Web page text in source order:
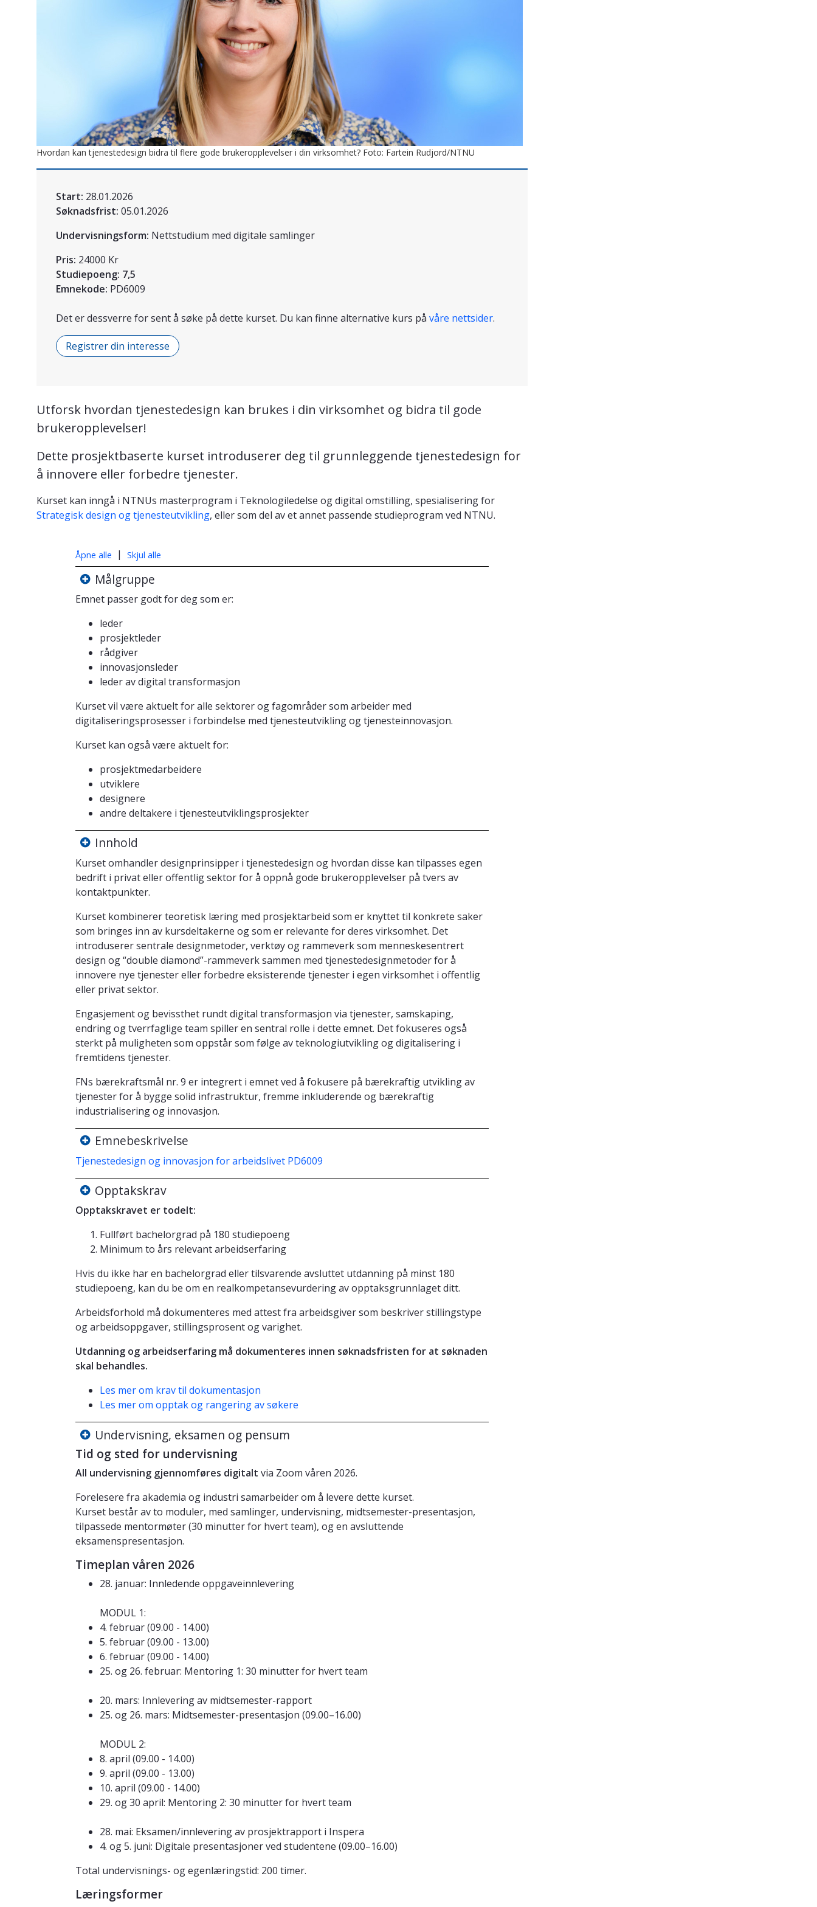
Hvordan kan tjenestedesign bidra til flere gode brukeropplevelser i din virksomhet? Foto: Fartein Rudjord/NTNU
Start: 28.01.2026
Søknadsfrist: 05.01.2026
Undervisningsform: Nettstudium med digitale samlinger
Pris: 24000 Kr
Studiepoeng: 7,5
Emnekode: PD6009
Det er dessverre for sent å søke på dette kurset. Du kan finne alternative kurs på våre nettsider.
Registrer din interesse
Utforsk hvordan tjenestedesign kan brukes i din virksomhet og bidra til gode
brukeropplevelser!
Dette prosjektbaserte kurset introduserer deg til grunnleggende tjenestedesign for
å innovere eller forbedre tjenester.
Kurset kan inngå i NTNUs masterprogram i Teknologiledelse og digital omstilling, spesialisering for
Strategisk design og tjenesteutvikling, eller som del av et annet passende studieprogram ved NTNU.
Åpne alle | Skjul alle
Målgruppe
Emnet passer godt for deg som er:
leder
prosjektleder
rådgiver
innovasjonsleder
leder av digital transformasjon
Kurset vil være aktuelt for alle sektorer og fagområder som arbeider med
digitaliseringsprosesser i forbindelse med tjenesteutvikling og tjenesteinnovasjon.
Kurset kan også være aktuelt for:
prosjektmedarbeidere
utviklere
designere
andre deltakere i tjenesteutviklingsprosjekter
Innhold
Kurset omhandler designprinsipper i tjenestedesign og hvordan disse kan tilpasses egen
bedrift i privat eller offentlig sektor for å oppnå gode brukeropplevelser på tvers av
kontaktpunkter.
Kurset kombinerer teoretisk læring med prosjektarbeid som er knyttet til konkrete saker
som bringes inn av kursdeltakerne og som er relevante for deres virksomhet. Det
introduserer sentrale designmetoder, verktøy og rammeverk som menneskesentrert
design og “double diamond”-rammeverk sammen med tjenestedesignmetoder for å
innovere nye tjenester eller forbedre eksisterende tjenester i egen virksomhet i offentlig
eller privat sektor.
Engasjement og bevissthet rundt digital transformasjon via tjenester, samskaping,
endring og tverrfaglige team spiller en sentral rolle i dette emnet. Det fokuseres også
sterkt på muligheten som oppstår som følge av teknologiutvikling og digitalisering i
fremtidens tjenester.
FNs bærekraftsmål nr. 9 er integrert i emnet ved å fokusere på bærekraftig utvikling av
tjenester for å bygge solid infrastruktur, fremme inkluderende og bærekraftig
industrialisering og innovasjon.
Emnebeskrivelse
Tjenestedesign og innovasjon for arbeidslivet PD6009
Opptakskrav
Opptakskravet er todelt:
Fullført bachelorgrad på 180 studiepoeng
Minimum to års relevant arbeidserfaring
Hvis du ikke har en bachelorgrad eller tilsvarende avsluttet utdanning på minst 180
studiepoeng, kan du be om en realkompetansevurdering av opptaksgrunnlaget ditt.
Arbeidsforhold må dokumenteres med attest fra arbeidsgiver som beskriver stillingstype
og arbeidsoppgaver, stillingsprosent og varighet.
Utdanning og arbeidserfaring må dokumenteres innen søknadsfristen for at søknaden
skal behandles.
Les mer om krav til dokumentasjon
Les mer om opptak og rangering av søkere
Undervisning, eksamen og pensum
Tid og sted for undervisning
All undervisning gjennomføres digitalt via Zoom våren 2026.
Forelesere fra akademia og industri samarbeider om å levere dette kurset.
Kurset består av to moduler, med samlinger, undervisning, midtsemester-presentasjon,
tilpassede mentormøter (30 minutter for hvert team), og en avsluttende
eksamenspresentasjon.
Timeplan våren 2026
28. januar: Innledende oppgaveinnlevering
MODUL 1:
4. februar (09.00 - 14.00)
5. februar (09.00 - 13.00)
6. februar (09.00 - 14.00)
25. og 26. februar: Mentoring 1: 30 minutter for hvert team
20. mars: Innlevering av midtsemester-rapport
25. og 26. mars: Midtsemester-presentasjon (09.00–16.00)
MODUL 2:
8. april (09.00 - 14.00)
9. april (09.00 - 13.00)
10. april (09.00 - 14.00)
29. og 30 april: Mentoring 2: 30 minutter for hvert team
28. mai: Eksamen/innlevering av prosjektrapport i Inspera
4. og 5. juni: Digitale presentasjoner ved studentene (09.00–16.00)
Total undervisnings- og egenlæringstid: 200 timer.
Læringsformer